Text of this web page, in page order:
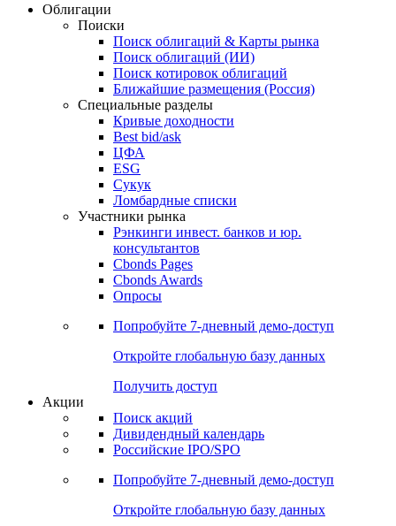
Облигации
Поиски
Поиск облигаций & Карты рынка
Поиск облигаций (ИИ)
Поиск котировок облигаций
Ближайшие размещения (Россия)
Специальные разделы
Кривые доходности
Best bid/ask
ЦФА
ESG
Сукук
Ломбардные списки
Участники рынка
Рэнкинги инвест. банков и юр.
консультантов
Cbonds Pages
Cbonds Awards
Опросы
Попробуйте 7-дневный демо-доступ
Откройте глобальную базу данных
Получить доступ
Акции
Поиск акций
Дивидендный календарь
Российские IPO/SPO
Попробуйте 7-дневный демо-доступ
Откройте глобальную базу данных